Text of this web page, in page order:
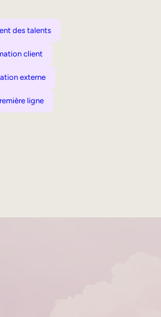
des talents
client
externe
ligne